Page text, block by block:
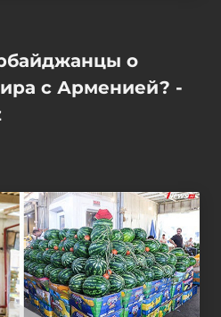
о
с Арменией? -